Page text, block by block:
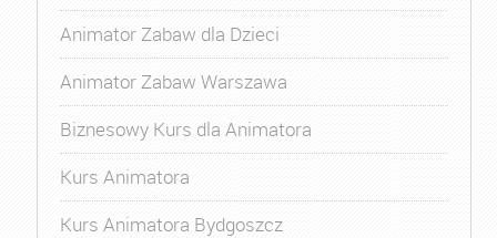
Animator Zabaw dla Dzieci
Animator Zabaw Warszawa
Biznesowy Kurs dla Animatora
Kurs Animatora
Kurs Animatora Bydgoszcz